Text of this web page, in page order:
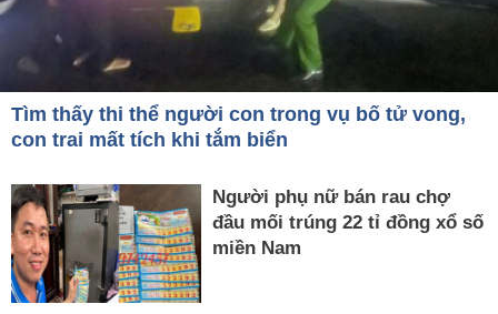
Tìm thấy thi thể người con trong vụ bố tử vong,
con trai mất tích khi tắm biển
Người phụ nữ bán rau chợ
đầu mối trúng 22 tỉ đồng xổ số
miền Nam